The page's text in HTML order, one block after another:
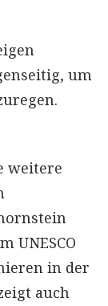
um
weitere
UNESCO
in der
auch